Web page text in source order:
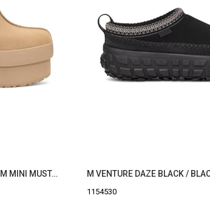
W NEW HEIGHTS PLATFORM MINI MUSTARD SEED (HARDAL)
1154530